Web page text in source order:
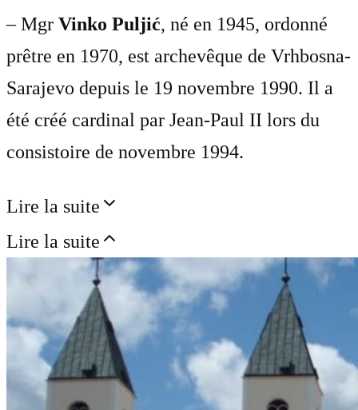
– Mgr Vinko Puljić, né en 1945, ordonné
prêtre en 1970, est archevêque de Vrhbosna-
Sarajevo depuis le 19 novembre 1990. Il a
été créé cardinal par Jean-Paul II lors du
consistoire de novembre 1994.
Lire la suite
Lire la suite